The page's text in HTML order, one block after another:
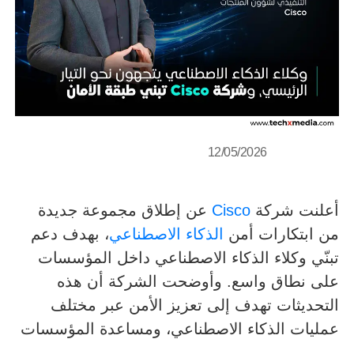
12/05/2026
أعلنت شركةCisco عن إطلاق مجموعة جديدة
من ابتكارات أمن
الذكاء الاصطناعي، بهدف دعم
تبنّي وكلاء الذكاء الاصطناعي داخل المؤسسات
على نطاق واسع. وأوضحت الشركة أن هذه
التحديثات تهدف إلى تعزيز الأمن عبر مختلف
عمليات الذكاء الاصطناعي، ومساعدة المؤسسات